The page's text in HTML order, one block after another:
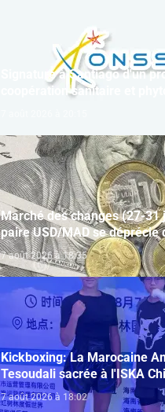
Signature à Santiago d'un
coopération sanitaire et
Marché des changes (27-31
paire USD/MAD se déprécie
(AGR)
7 août 2026 à 18:35
Kickboxing: La Marocaine
Tesoudali sacrée à l'ISKA
7 août 2026 à 18:02